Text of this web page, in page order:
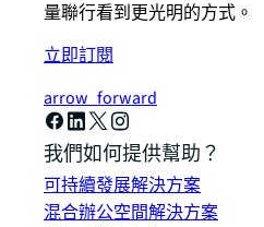
量聯行看到更光明的方式。
立即訂閱
arrow_forward
我們如何提供幫助？
可持續發展解決方案
混合辦公空間解決方案